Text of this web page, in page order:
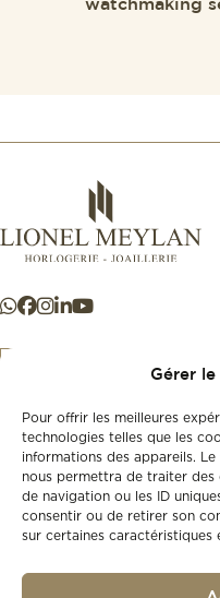
Gérer
Pour offrir les meilleures
technologies telles que les
informations des appareils.
nous permettra de traiter des
de navigation ou les ID
consentir ou de retirer son
sur certaines caractéristiques
watchmaking
New
Second-hand
Our history
+41 21